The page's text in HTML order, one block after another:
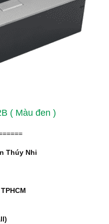
( Màu đen )
Thúy Nhi